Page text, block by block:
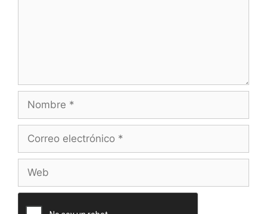
Nombre
Correo
Web